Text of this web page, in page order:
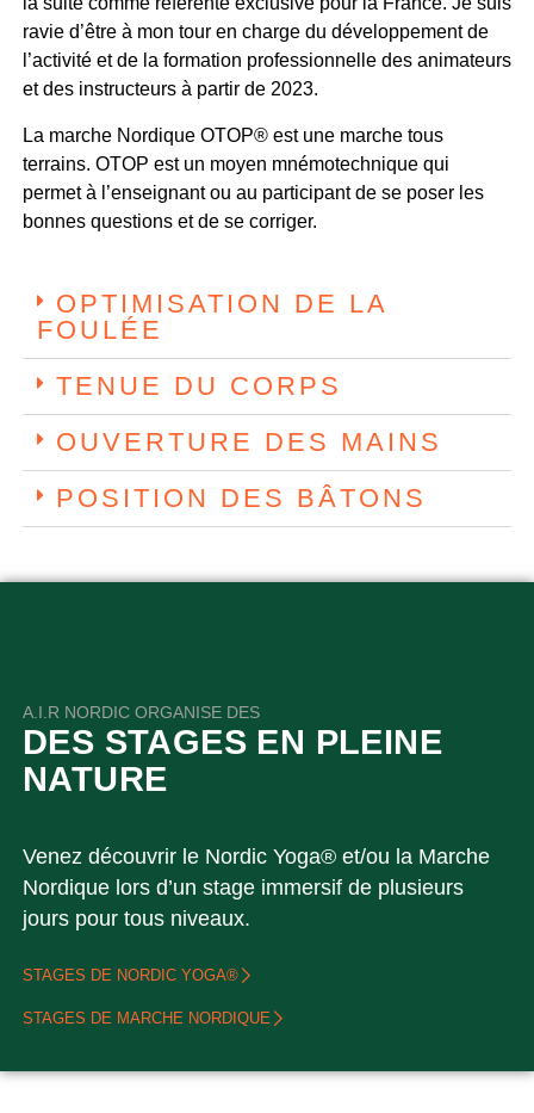
ravie d’être à mon tour en charge du développement de
l’activité et de la formation professionnelle des animateurs
et des instructeurs à partir de 2023.
La marche Nordique OTOP® est une marche tous
terrains. OTOP est un moyen mnémotechnique qui
permet à l’enseignant ou au participant de se poser les
bonnes questions et de se corriger.
OPTIMISATION DE LA
FOULÉE
TENUE DU CORPS
OUVERTURE DES MAINS
POSITION DES BÂTONS
A.I.R NORDIC ORGANISE DES
DES STAGES EN PLEINE
NATURE
Venez découvrir le Nordic Yoga® et/ou la Marche
Nordique lors d’un stage immersif de plusieurs
jours pour tous niveaux.
STAGES DE NORDIC YOGA®
STAGES DE MARCHE NORDIQUE